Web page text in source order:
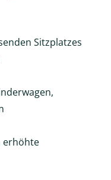
Sitzplatzes
erhöhte